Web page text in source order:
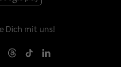
Dich mit uns!